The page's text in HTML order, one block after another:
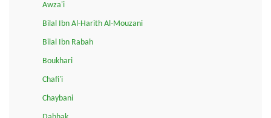
Awza'i
Bilal Ibn Al-Harith Al-Mouzani
Bilal Ibn Rabah
Boukhari
Chafi'i
Chaybani